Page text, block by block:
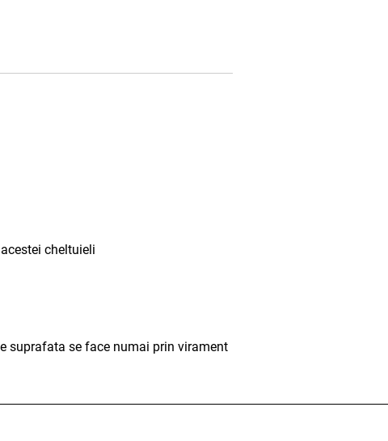
cheltuieli
suprafata se face numai prin virament